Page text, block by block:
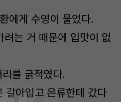
에게 수영이 물었다.
려는 거 때문에 입맛이 없
를 긁적였다.
갈아입고 은류한테 갔다